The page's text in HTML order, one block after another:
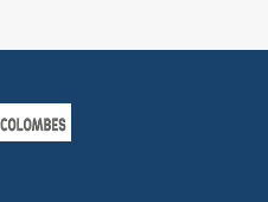
MJC
COLOMBES